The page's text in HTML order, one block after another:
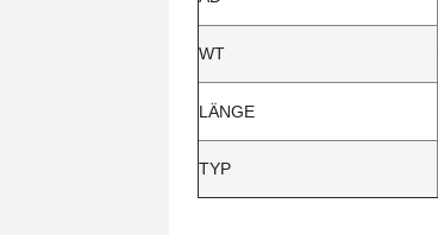
WT
LÄNGE
TYP